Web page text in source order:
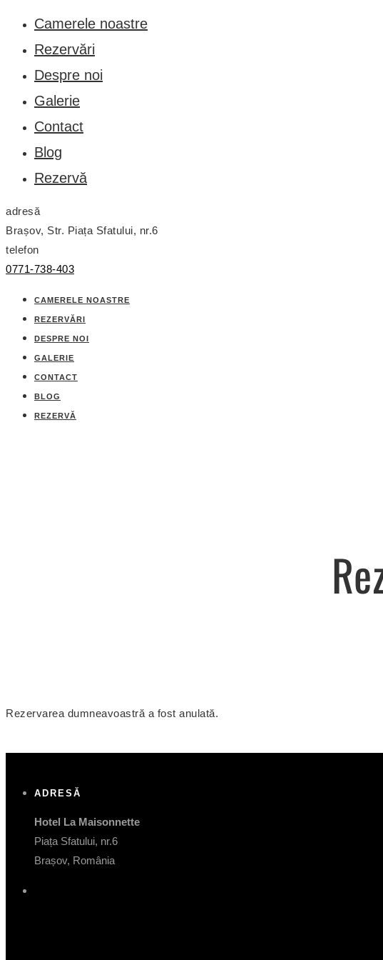
Camerele noastre
Rezervări
Despre noi
Galerie
Contact
Blog
Rezervă
adresă
Brașov, Str. Piața Sfatului, nr.6
telefon
0771-738-403
CAMERELE NOASTRE
REZERVĂRI
DESPRE NOI
GALERIE
CONTACT
BLOG
REZERVĂ
Rezervarea dumneavoastră a fost anulată.
ADRESĂ
Hotel La Maisonnette
Piața Sfatului, nr.6
Brașov, România